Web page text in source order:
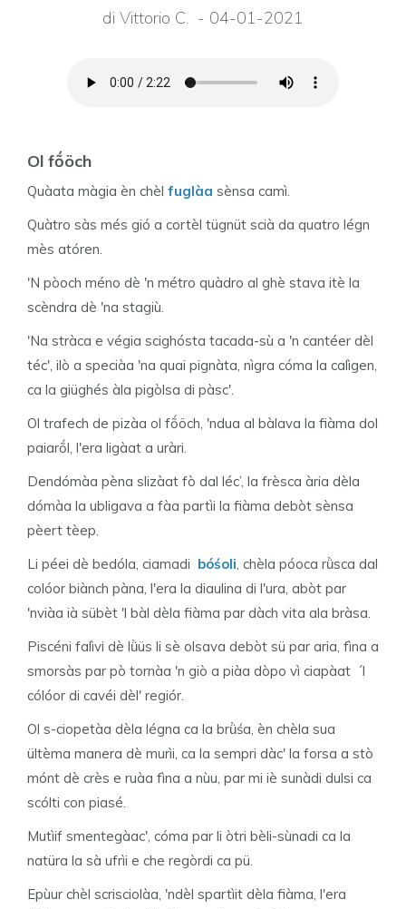
di Vittorio C. - 04-01-2021
Ol fṍöch
Quàata màgia èn chèl fuglàa sènsa camì.
Quàtro sàs més gió a cortèl tügnüt scià da quatro légn
mès atóren.
'N pòoch méno dè 'n métro quàdro al ghè stava itè la
scèndra dè 'na stagiù.
'Na stràca e végia scighósta tacada-sù a 'n cantéer dèl
téc', ilò a speciàa 'na quai pignàta, nìgra cóma la calìgen,
ca la giüghés àla pigòlsa di pàsc'.
Ol trafech de pizàa ol fṍöch, 'ndua al bàlava la fiàma dol
paiarṍl, l'era ligàat a uràri.
Dendómàa pèna slizàat fò dal léc’, la frèsca ària dèla
dómàa la ubligava a fàa partìi la fiàma debòt sènsa
pèert tèep.
Li péei dè bedóla, ciamadi bóśoli, chèla póoca rǜsca dal
colóor biànch pàna, l'era la diaulina di l'ura, abòt par
'nviàa ià sübèt 'l bàl dèla fiàma par dàch vita ala bràsa.
Piscéni falìvi dè lǜüs li sè olsava debòt sü par aria, fìna a
smorsàs par pò tornàa 'n giò a piàa dòpo vì ciapàat ´l
cólóor di cavéi dèl' regiór.
Ol s-ciopetàa dèla légna ca la brǜśa, èn chèla sua
ültèma manera dè murìi, ca la sempri dàc' la forsa a stò
mónt dè crès e ruàa fìna a nùu, par mi iè sunàdi dulsi ca
scólti con piasé.
Mutìif smentegàac', cóma par li òtri bèli-sùnadi ca la
natüra la sà ufrìi e che regòrdi ca pü.
Epùur chèl scrisciolàa, 'ndèl spartìit dèla fiàma, l'era